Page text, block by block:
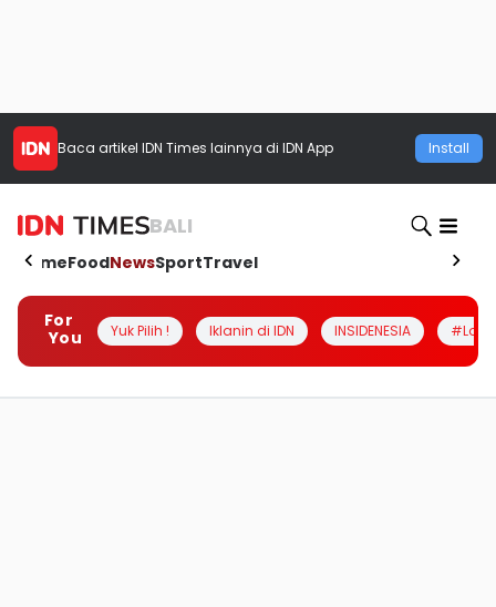
Baca artikel IDN Times lainnya di IDN App Install
BALI
HomeFoodNewsSportTravel
For
You
Yuk Pilih ! Iklanin di IDN INSIDENESIA